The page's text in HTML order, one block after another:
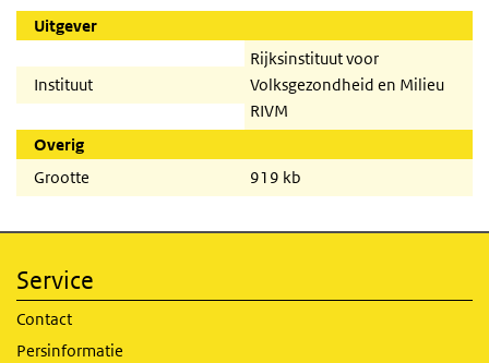
Uitgever
Instituut
Rijksinstituut voor
Volksgezondheid en Milieu
RIVM
Overig
Grootte
919 kb
Service
Contact
Persinformatie